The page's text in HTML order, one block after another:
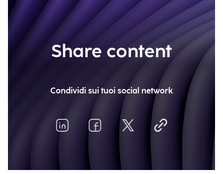
Share content
Condividi sui tuoi social network